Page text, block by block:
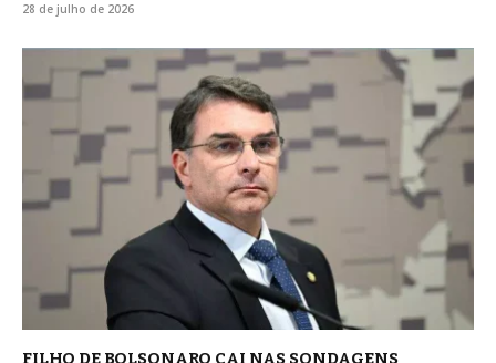
28 de julho de 2026
FILHO DE BOLSONARO CAI NAS SONDAGENS